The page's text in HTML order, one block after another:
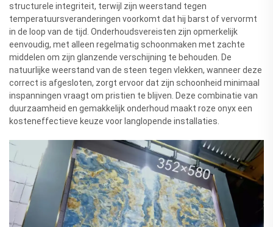
structurele integriteit, terwijl zijn weerstand tegen
temperatuursveranderingen voorkomt dat hij barst of vervormt
in de loop van de tijd. Onderhoudsvereisten zijn opmerkelijk
eenvoudig, met alleen regelmatig schoonmaken met zachte
middelen om zijn glanzende verschijning te behouden. De
natuurlijke weerstand van de steen tegen vlekken, wanneer deze
correct is afgesloten, zorgt ervoor dat zijn schoonheid minimaal
inspanningen vraagt om pristien te blijven. Deze combinatie van
duurzaamheid en gemakkelijk onderhoud maakt roze onyx een
kosteneffectieve keuze voor langlopende installaties.